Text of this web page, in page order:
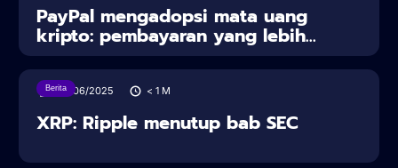
PayPal mengadopsi mata uang
kripto: pembayaran yang lebih...
Berita
28/06/2025 < 1 M
XRP: Ripple menutup bab SEC